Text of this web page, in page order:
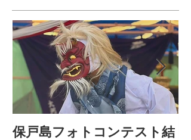
保戸島フォトコンテスト結